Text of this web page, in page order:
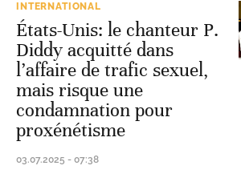
INTERNATIONAL
États-Unis: le chanteur P.
Diddy acquitté dans
l’affaire de trafic sexuel,
mais risque une
condamnation pour
proxénétisme
03.07.2025 - 07:38